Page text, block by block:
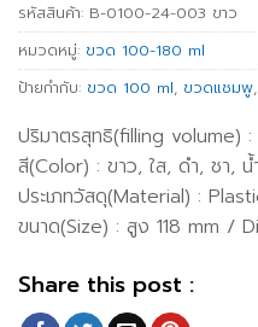
รหัสสินค้า: B-0100-24-003 ขาว
หมวดหมู่: ขวด 100-180 ml
ป้ายกำกับ: ขวด 100 ml, ขวดแชมพู,
ปริมาตรสุทธิ(filling volume)
สี(Color) : ขาว, ใส, ดำ, ชา, น้
ประเภทวัสดุ(Material) :
ขนาด(Size) : สูง 118 mm /
Share this post :